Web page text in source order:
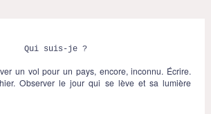
Qui suis-je ?
un vol pour un pays, encore, inconnu. Écrire.
Observer le jour qui se lève et sa lumière